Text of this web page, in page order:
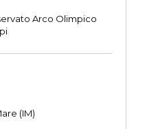
Arco Olimpico
(IM)